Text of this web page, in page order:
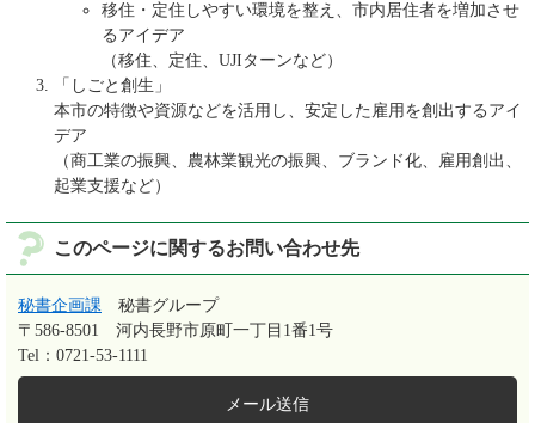
移住・定住しやすい環境を整え、市内居住者を増加させ
るアイデア
（移住、定住、UJIターンなど）
「しごと創生」
本市の特徴や資源などを活用し、安定した雇用を創出するアイ
デア
（商工業の振興、農林業観光の振興、ブランド化、雇用創出、
起業支援など）
このページに関するお問い合わせ先
秘書企画課
秘書グループ
〒586-8501
河内長野市原町一丁目1番1号
Tel：0721-53-1111
メール送信